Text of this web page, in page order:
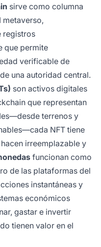
sirve como columna
metaverso,
registros
que permite
verificable de
una autoridad central.
son activos digitales
que representan
terrenos y
NFT tiene
irreemplazable y
funcionan como
de las plataformas del
instantáneas y
económicos
gastar e invertir
tienen valor en el